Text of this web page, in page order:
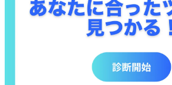
PAY.JP - シンプル機能でクレジット・Apple Pay
Stripe Payment Links - Webサイト不要でどこで
【比較表】おすすめ決済フォーム作成ツールまと
決済フォームの3つの種類